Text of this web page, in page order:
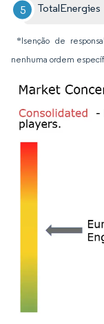
TotalEnergies
*Isenção de
nenhuma ordem